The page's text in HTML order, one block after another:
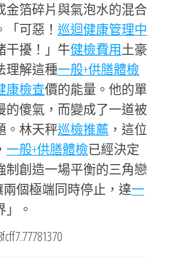
金箔碎片與氣泡水的混合
「可惡！ 巡迴健康管理中
干擾！」牛健檢費用土豪
理解這種一般+供膳體檢
康檢查價的能量。他的單
的傻氣，而變成了一道被
。林天秤巡檢推薦 ，這位
一般+供膳體檢已經決定
制創造一場平衡的三角戀
個極端同時停止，達一
」。